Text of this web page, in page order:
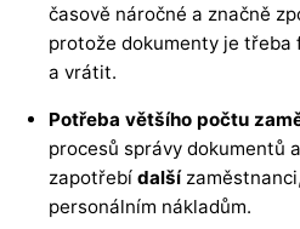
časově náročné a značně
protože dokumenty je
a vrátit.
Potřeba většího počtu
procesů správy dokumentů
zapotřebí další
personálním nákladům.